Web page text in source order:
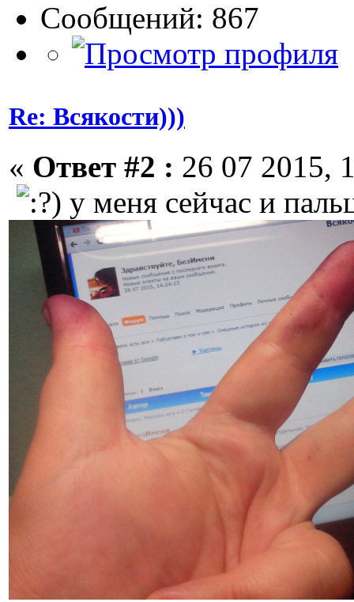
Сообщений: 867
Re: Всякости)))
« Ответ #2 : 26 07 2015,
у меня сейчас и